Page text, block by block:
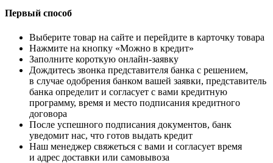
Первый способ
Выберите товар на сайте и перейдите в карточку товара
Нажмите на кнопку «Можно в кредит»
Заполните короткую онлайн-заявку
Дождитесь звонка представителя банка с решением,
в случае одобрения банком вашей заявки, представитель
банка определит и согласует с вами кредитную
программу, время и место подписания кредитного
договора
После успешного подписания документов, банк
уведомит нас, что готов выдать кредит
Наш менеджер свяжеться с вами и согласует время
и адрес доставки или самовывоза